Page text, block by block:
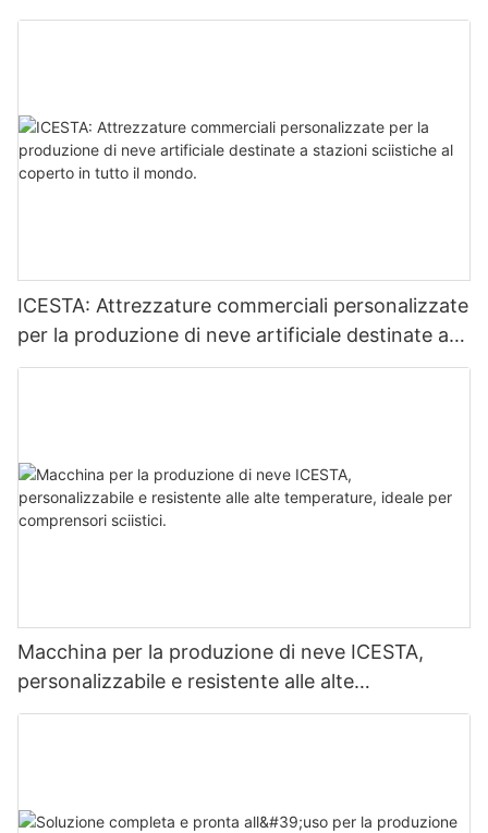
specializzata in prodotti professionali.
ICESTA: Attrezzature commerciali personalizzate
per la produzione di neve artificiale destinate a
stazioni sciistiche al coperto in tutto il mondo.
Macchina per la produzione di neve ICESTA,
personalizzabile e resistente alle alte
temperature, ideale per comprensori sciistici.